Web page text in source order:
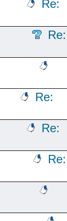
Re:
Re:
Re:
Re:
Re: